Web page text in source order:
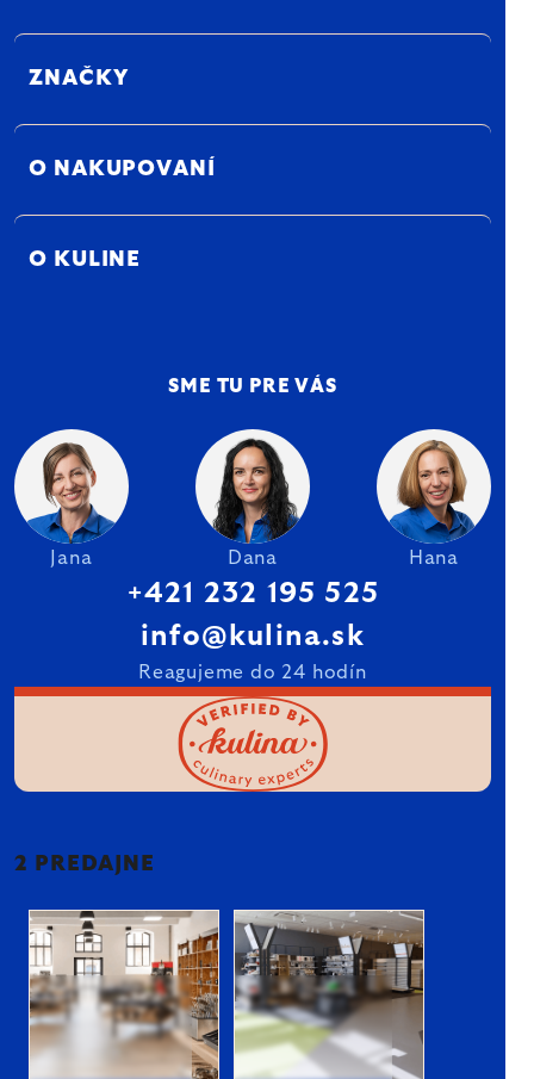
ZNAČKY
O NAKUPOVANÍ
O KULINE
SME TU PRE VÁS
Jana Dana Hana
+421 232 195 525
info@kulina.sk
Reagujeme do 24 hodín
2 PREDAJNE